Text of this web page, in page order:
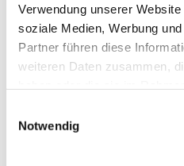
Verwendung unserer
soziale Medien, Werbung
Partner führen diese
weiteren Daten zusammen,
Cookies, wenn Sie unsere
Notwendig
INFILL
Quarzsand
Korkgranulat